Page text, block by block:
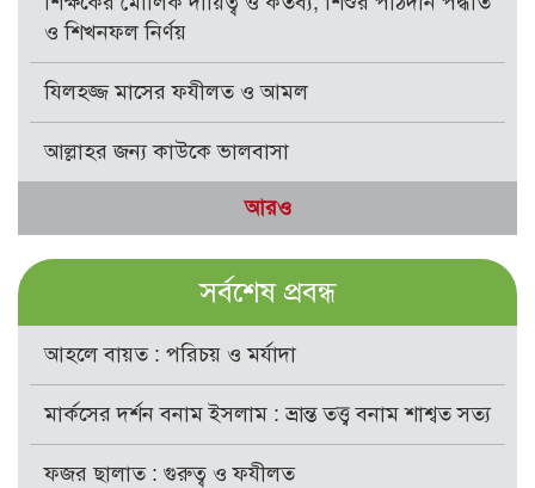
ও শিখনফল নির্ণয়
যিলহজ্জ মাসের ফযীলত ও আমল
আল্লাহর জন্য কাউকে ভালবাসা
আরও
সর্বশেষ প্রবন্ধ
আহলে বায়ত : পরিচয় ও মর্যাদা
মার্কসের দর্শন বনাম ইসলাম : ভ্রান্ত তত্ত্ব বনাম শাশ্বত সত্য
ফজর ছালাত : গুরুত্ব ও ফযীলত